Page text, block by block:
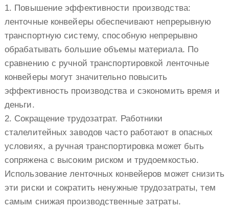
1. Повышение эффективности производства:
ленточные конвейеры обеспечивают непрерывную
транспортную систему, способную непрерывно
обрабатывать большие объемы материала. По
сравнению с ручной транспортировкой ленточные
конвейеры могут значительно повысить
эффективность производства и сэкономить время и
деньги.
2. Сокращение трудозатрат. Работники
сталелитейных заводов часто работают в опасных
условиях, а ручная транспортировка может быть
сопряжена с высоким риском и трудоемкостью.
Использование ленточных конвейеров может снизить
эти риски и сократить ненужные трудозатраты, тем
самым снижая производственные затраты.